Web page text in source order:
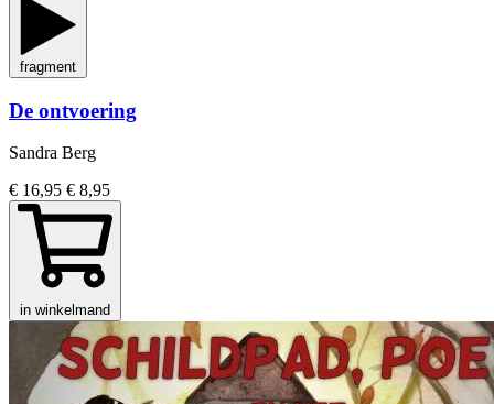
fragment
De ontvoering
Sandra Berg
€ 16,95 € 8,95
in winkelmand